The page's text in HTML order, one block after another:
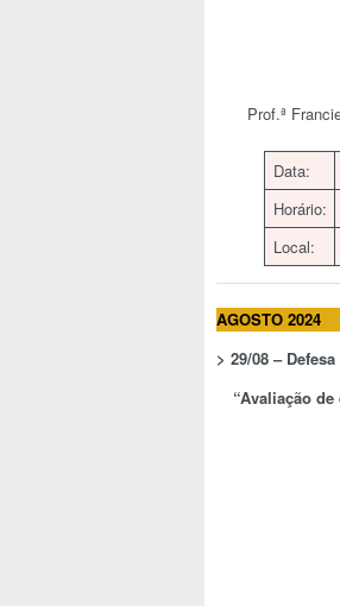
Prof.ª
Data:
Horário:
Local:
AGOSTO 2024
> 29/08 –
“Avaliação